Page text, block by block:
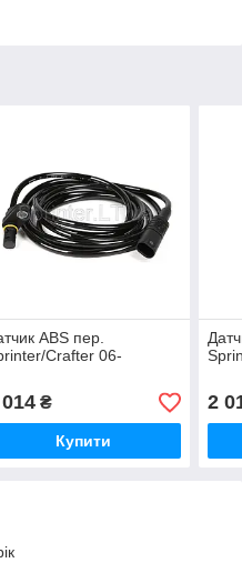
ABS пер.
Crafter 06-
₴
Купити
2